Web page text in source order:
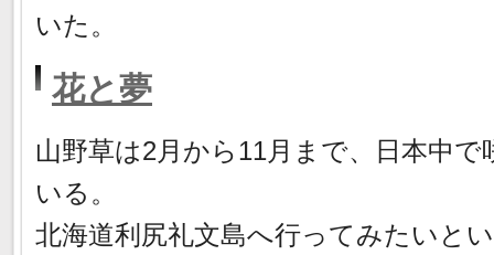
いた。
花と夢
山野草は2月から11月まで、日本中で
いる。
北海道利尻礼文島へ行ってみたいと